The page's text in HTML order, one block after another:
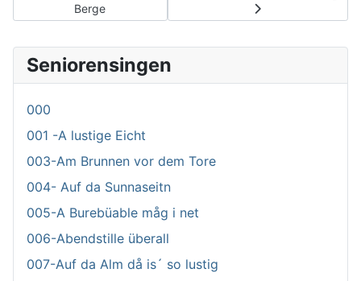
Berge
Seniorensingen
000
001 -A lustige Eicht
003-Am Brunnen vor dem Tore
004- Auf da Sunnaseitn
005-A Burebüable måg i net
006-Abendstille überall
007-Auf da Alm då is´ so lustig